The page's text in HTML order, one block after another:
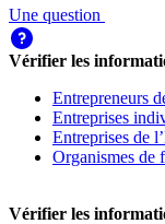
Une question
Vérifier les
Entrepreneurs
Entreprises
Entreprises de
Organismes de
Vérifier les